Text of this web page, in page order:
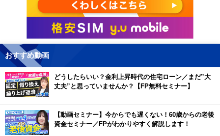
おすすめ動画
どうしたらいい？金利上昇時代の住宅ローン／まだ”大
丈夫”と思っていませんか？【FP無料セミナー】
【動画セミナー】今からでも遅くない！60歳からの老後
資金セミナー／FPがわかりやすく解説します！